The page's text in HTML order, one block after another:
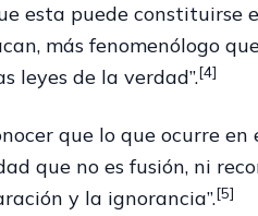
esta puede constituirse
más fenomenólogo
leyes de la verdad”.[4]
que lo que ocurre en
que no es fusión, ni
y la ignorancia”.[5]